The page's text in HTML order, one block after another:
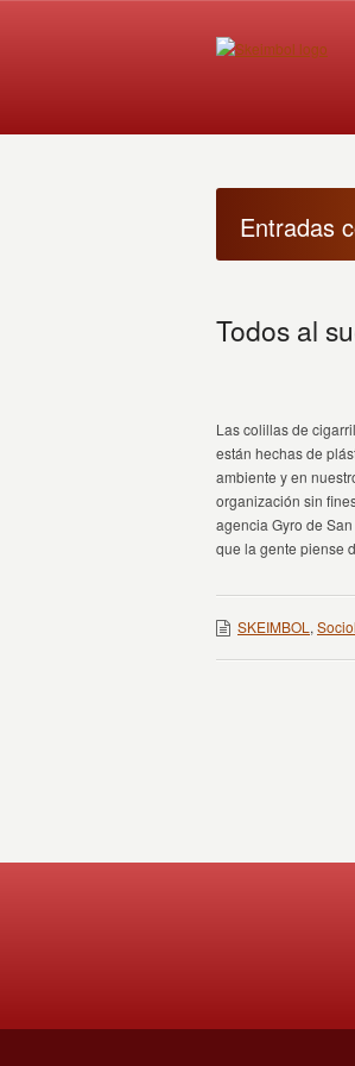
Entradas
Todos al
Las colillas de
están hechas de
ambiente y en
organización sin
agencia Gyro de
que la gente piense
SKEIMBOL ,